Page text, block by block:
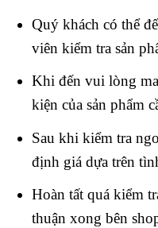
Quý khách có thể
viên kiểm tra sản
Khi đến vui lòng
kiện của sản phẩm
Sau khi kiểm tra
định giá dựa trên
Hoàn tất quá kiểm
thuận xong bên